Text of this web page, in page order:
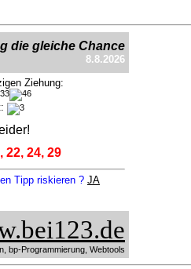
die gleiche Chance
8.8.2026
Ziehung:
22, 24, 29
Tipp riskieren ? JA
bp-Programmierung, Webtools